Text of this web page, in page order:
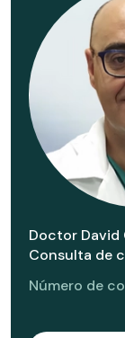
Doctor David
Consulta de
Número de